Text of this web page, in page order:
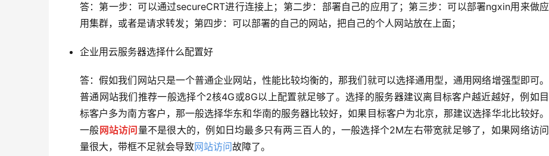
答：第一步：可以通过secureCRT进行连接上；第二步：部署自己的应用了；第三步：可以部署ngxin用来做应
用集群，或者是请求转发；第四步：可以部署的自己的网站，把自己的个人网站放在上面；
企业用云服务器选择什么配置好
答：假如我们网站只是一个普通企业网站，性能比较均衡的，那我们就可以选择通用型，通用网络增强型即可。
普通网站我们推荐一般选择个2核4G或8G以上配置就足够了。选择的服务器建议离目标客户越近越好，例如目
标客户多为南方客户，那一般选择华东和华南的服务器比较好，如果目标客户为北京，那建议选择华北比较好。
一般 网站访问 量不是很大的，例如日均最多只有两三百人的，一般选择个2M左右带宽就足够了，如果网络访问
量很大，带框不足就会导致网站访问故障了。